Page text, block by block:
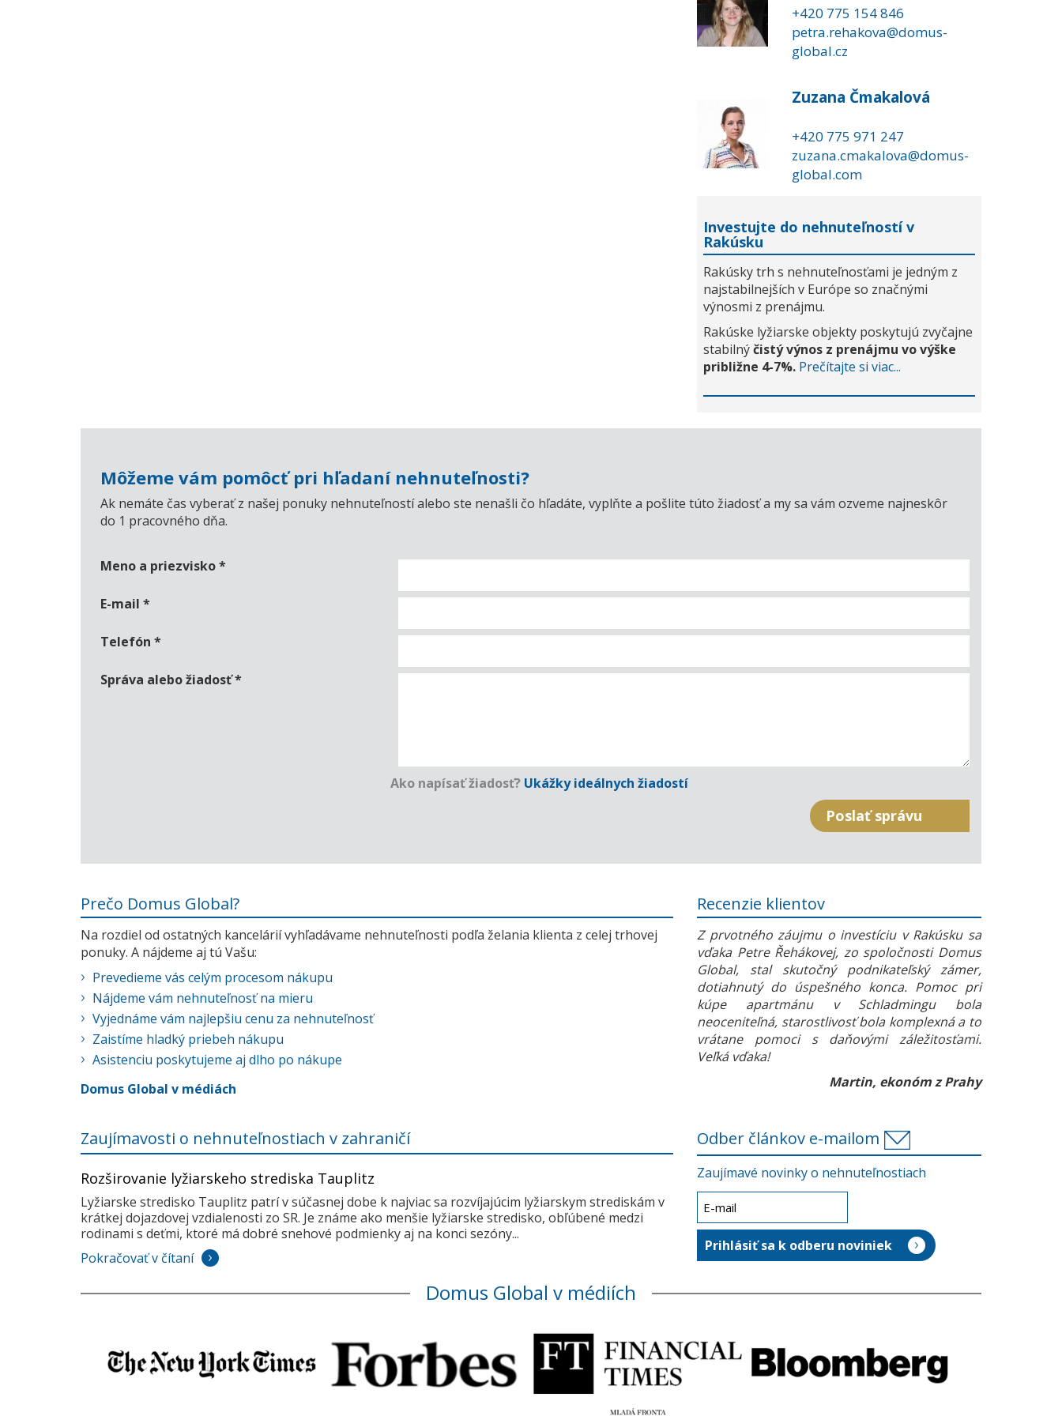
+420 775 154 846
petra.rehakova@domus-
global.cz
Zuzana Čmakalová
+420 775 971 247
zuzana.cmakalova@domus-
global.com
Investujte do nehnuteľností v
Rakúsku
Rakúsky trh s nehnuteľnosťami je jedným z
najstabilnejších v Európe so značnými
výnosmi z prenájmu.
Rakúske lyžiarske objekty poskytujú zvyčajne
stabilnýčistý výnos z prenájmu vo výške
približne 4-7%. Prečítajte si viac...
Môžeme vám pomôcť pri hľadaní nehnuteľnosti?
Ak nemáte čas vyberať z našej ponuky nehnuteľností alebo ste nenašli čo hľadáte, vyplňte a pošlite túto žiadosť a my sa vám ozveme najneskôr
do 1 pracovného dňa.
Meno a priezvisko*
E-mail *
Telefón *
Správa alebo žiadosť*
Ako napísať žiadosť? Ukážky ideálnych žiadostí
Prečo Domus Global?
Na rozdiel od ostatných kancelárií vyhľadávame nehnuteľnosti podľa želania klienta z celej trhovej
ponuky. A nájdeme aj tú Vašu:
Prevedieme vás celým procesom nákupu
Nájdeme vám nehnuteľnosť na mieru
Vyjednáme vám najlepšiu cenu za nehnuteľnosť
Zaistíme hladký priebeh nákupu
Asistenciu poskytujeme aj dlho po nákupe
Domus Global v médiách
Recenzie klientov
Z prvotného záujmu o investíciu v Rakúsku sa
vďaka Petre Řehákovej, zo spoločnosti Domus
Global, stal skutočný podnikateľský zámer,
dotiahnutý do úspešného konca. Pomoc pri
kúpe apartmánu v Schladmingu bola
neoceniteľná, starostlivosť bola komplexná a to
vrátane pomoci s daňovými záležitosťami.
Veľká vďaka!
Martin, ekonóm z Prahy
Zaujímavosti o nehnuteľnostiach v zahraničí
Rozširovanie lyžiarskeho strediska Tauplitz
Lyžiarske stredisko Tauplitz patrí v súčasnej dobe k najviac sa rozvíjajúcim lyžiarskym strediskám v
krátkej dojazdovej vzdialenosti zo SR. Je známe ako menšie lyžiarske stredisko, obľúbené medzi
rodinami s deťmi, ktoré má dobré snehové podmienky aj na konci sezóny...
Pokračovať v čítaní
Odber článkov e-mailom
Zaujímavé novinky o nehnuteľnostiach
Domus Global v médiích